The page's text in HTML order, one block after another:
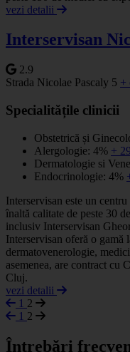
vezi detalii
Interservisan
2.9
Strada Nicolae Pascaly 5 +
Specialitățile clinicii
Obstetrică și
Alergologie: 4% +
Dermatologie si
Endocrinologie: 4%
Interservisan este un
înaltă calitate de peste 30
inclusiv Interservisan
Interservisan oferă o
dermatovenerologie,
asemenea, are contract cu
Cluj.
vezi detalii
1 2
1 2
Întrebări